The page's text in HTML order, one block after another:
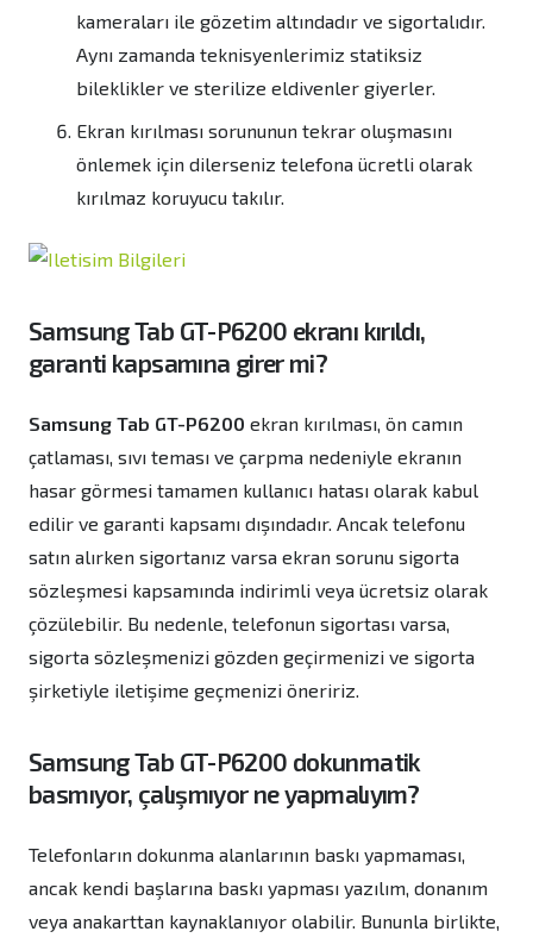
kameraları ile gözetim altındadır ve sigortalıdır.
Aynı zamanda teknisyenlerimiz statiksiz
bileklikler ve sterilize eldivenler giyerler.
Ekran kırılması sorununun tekrar oluşmasını
önlemek için dilerseniz telefona ücretli olarak
kırılmaz koruyucu takılır.
Samsung Tab GT-P6200 ekranı kırıldı,
garanti kapsamına girer mi?
Samsung Tab GT-P6200 ekran kırılması, ön camın
çatlaması, sıvı teması ve çarpma nedeniyle ekranın
hasar görmesi tamamen kullanıcı hatası olarak kabul
edilir ve garanti kapsamı dışındadır. Ancak telefonu
satın alırken sigortanız varsa ekran sorunu sigorta
sözleşmesi kapsamında indirimli veya ücretsiz olarak
çözülebilir. Bu nedenle, telefonun sigortası varsa,
sigorta sözleşmenizi gözden geçirmenizi ve sigorta
şirketiyle iletişime geçmenizi öneririz.
Samsung Tab GT-P6200 dokunmatik
basmıyor, çalışmıyor ne yapmalıyım?
Telefonların dokunma alanlarının baskı yapmaması,
ancak kendi başlarına baskı yapması yazılım, donanım
veya anakarttan kaynaklanıyor olabilir. Bununla birlikte,